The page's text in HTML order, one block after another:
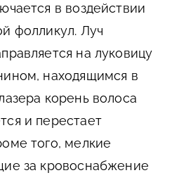
в воздействии
фолликул. Луч
на луковицу
находящимся в
корень волоса
и перестает
того, мелкие
за кровоснабжение